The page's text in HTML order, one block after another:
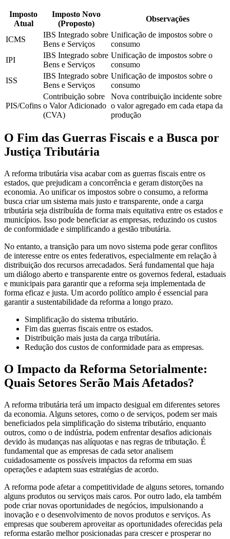
Imposto
Atual
Imposto Novo
(Proposto)
Observações
ICMS
IBS Integrado sobre
Bens e Serviços
Unificação de impostos sobre o
consumo
IPI
IBS Integrado sobre
Bens e Serviços
Unificação de impostos sobre o
consumo
ISS
IBS Integrado sobre
Bens e Serviços
Unificação de impostos sobre o
consumo
PIS/Cofins
Contribuição sobre
o Valor Adicionado
(CVA)
Nova contribuição incidente sobre
o valor agregado em cada etapa da
produção
O Fim das Guerras Fiscais e a Busca por
Justiça Tributária
A reforma tributária visa acabar com as guerras fiscais entre os
estados, que prejudicam a concorrência e geram distorções na
economia. Ao unificar os impostos sobre o consumo, a reforma
busca criar um sistema mais justo e transparente, onde a carga
tributária seja distribuída de forma mais equitativa entre os estados e
municípios. Isso pode beneficiar as empresas, reduzindo os custos
de conformidade e simplificando a gestão tributária.
No entanto, a transição para um novo sistema pode gerar conflitos
de interesse entre os entes federativos, especialmente em relação à
distribuição dos recursos arrecadados. Será fundamental que haja
um diálogo aberto e transparente entre os governos federal, estaduais
e municipais para garantir que a reforma seja implementada de
forma eficaz e justa. Um acordo político amplo é essencial para
garantir a sustentabilidade da reforma a longo prazo.
Simplificação do sistema tributário.
Fim das guerras fiscais entre os estados.
Distribuição mais justa da carga tributária.
Redução dos custos de conformidade para as empresas.
O Impacto da Reforma Setorialmente:
Quais Setores Serão Mais Afetados?
A reforma tributária terá um impacto desigual em diferentes setores
da economia. Alguns setores, como o de serviços, podem ser mais
beneficiados pela simplificação do sistema tributário, enquanto
outros, como o de indústria, podem enfrentar desafios adicionais
devido às mudanças nas alíquotas e nas regras de tributação. É
fundamental que as empresas de cada setor analisem
cuidadosamente os possíveis impactos da reforma em suas
operações e adaptem suas estratégias de acordo.
A reforma pode afetar a competitividade de alguns setores, tornando
alguns produtos ou serviços mais caros. Por outro lado, ela também
pode criar novas oportunidades de negócios, impulsionando a
inovação e o desenvolvimento de novos produtos e serviços. As
empresas que souberem aproveitar as oportunidades oferecidas pela
reforma estarão melhor posicionadas para crescer e prosperar no